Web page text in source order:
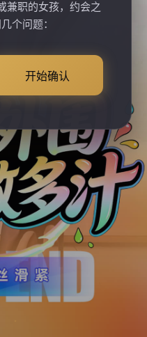
兼职的女孩，约会之
个问题：
开始确认